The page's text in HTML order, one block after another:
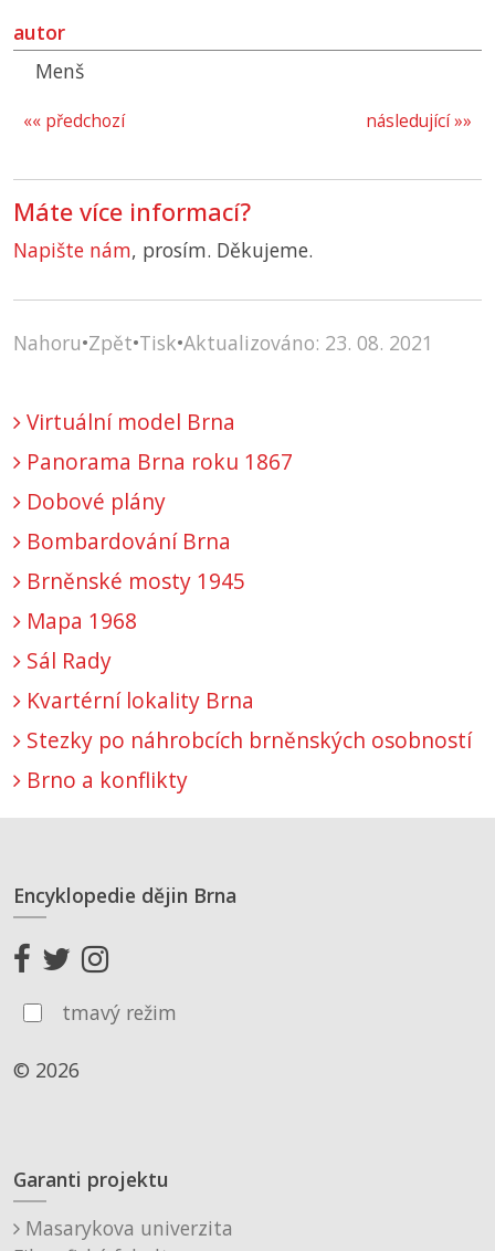
autor
Menš
následující »»
«« předchozí
Máte více informací?
Napište nám, prosím. Děkujeme.
Nahoru•Zpět•Tisk•Aktualizováno: 23. 08. 2021
Virtuální model Brna
Panorama Brna roku 1867
Dobové plány
Bombardování Brna
Brněnské mosty 1945
Mapa 1968
Sál Rady
Kvartérní lokality Brna
Stezky po náhrobcích brněnských osobností
Brno a konflikty
Encyklopedie dějin Brna
tmavý režim
© 2026
Garanti projektu
Masarykova univerzita